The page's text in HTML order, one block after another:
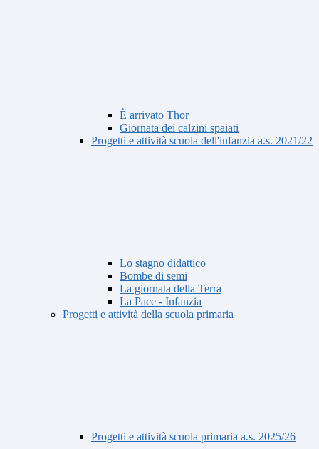
È arrivato Thor
Giornata dei calzini spaiati
Progetti e attività scuola dell'infanzia a.s. 2021/22
Lo stagno didattico
Bombe di semi
La giornata della Terra
La Pace - Infanzia
Progetti e attività della scuola primaria
Progetti e attività scuola primaria a.s. 2025/26